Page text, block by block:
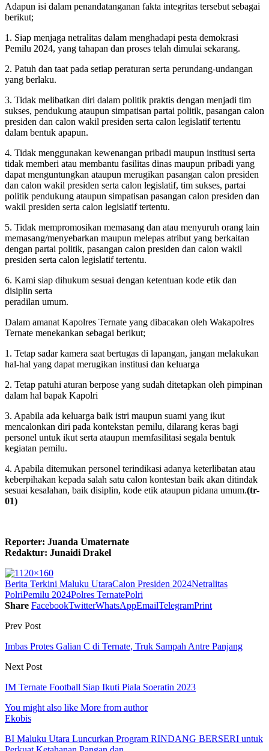
Adapun isi dalam penandatanganan fakta integritas tersebut sebagai
berikut;
1. Siap menjaga netralitas dalam menghadapi pesta demokrasi
Pemilu 2024, yang tahapan dan proses telah dimulai sekarang.
2. Patuh dan taat pada setiap peraturan serta perundang-undangan
yang berlaku.
3. Tidak melibatkan diri dalam politik praktis dengan menjadi tim
sukses, pendukung ataupun simpatisan partai politik, pasangan calon
presiden dan calon wakil presiden serta calon legislatif tertentu
dalam bentuk apapun.
4. Tidak menggunakan kewenangan pribadi maupun institusi serta
tidak memberi atau membantu fasilitas dinas maupun pribadi yang
dapat menguntungkan ataupun merugikan pasangan calon presiden
dan calon wakil presiden serta calon legislatif, tim sukses, partai
politik pendukung ataupun simpatisan pasangan calon presiden dan
wakil presiden serta calon legislatif tertentu.
5. Tidak mempromosikan memasang dan atau menyuruh orang lain
memasang/menyebarkan maupun melepas atribut yang berkaitan
dengan partai politik, pasangan calon presiden dan calon wakil
presiden serta calon legislatif tertentu.
6. Kami siap dihukum sesuai dengan ketentuan kode etik dan
disiplin serta
peradilan umum.
Dalam amanat Kapolres Ternate yang dibacakan oleh Wakapolres
Ternate menekankan sebagai berikut;
1. Tetap sadar kamera saat bertugas di lapangan, jangan melakukan
hal-hal yang dapat merugikan institusi dan keluarga
2. Tetap patuhi aturan berpose yang sudah ditetapkan oleh pimpinan
dalam hal bapak Kapolri
3. Apabila ada keluarga baik istri maupun suami yang ikut
mencalonkan diri pada kontekstan pemilu, dilarang keras bagi
personel untuk ikut serta ataupun memfasilitasi segala bentuk
kegiatan pemilu.
4. Apabila ditemukan personel terindikasi adanya keterlibatan atau
keberpihakan kepada salah satu calon kontestan baik akan ditindak
sesuai kesalahan, baik disiplin, kode etik ataupun pidana umum.(tr-
01)
Reporter: Juanda Umaternate
Redaktur: Junaidi Drakel
Berita Terkini Maluku UtaraCalon Presiden 2024Netralitas
PolriPemilu 2024Polres TernatePolri
Share FacebookTwitterWhatsAppEmailTelegramPrint
Prev Post
Imbas Protes Galian C di Ternate, Truk Sampah Antre Panjang
Next Post
IM Ternate Football Siap Ikuti Piala Soeratin 2023
You might also like More from author
Ekobis
BI Maluku Utara Luncurkan Program RINDANG BERSERI untuk